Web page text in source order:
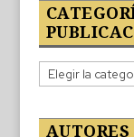
Categorías
de
publicaciones
AUTORES